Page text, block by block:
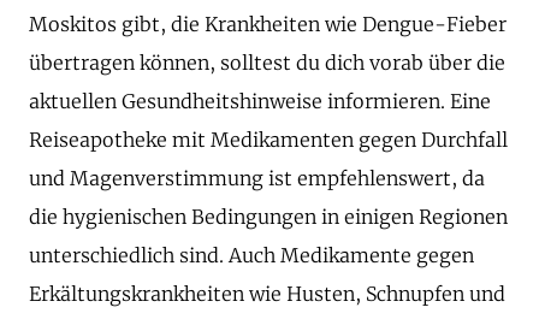
Moskitos gibt, die Krankheiten wie Dengue-Fieber
übertragen können, solltest du dich vorab über die
aktuellen Gesundheitshinweise informieren. Eine
Reiseapotheke mit Medikamenten gegen Durchfall
und Magenverstimmung ist empfehlenswert, da
die hygienischen Bedingungen in einigen Regionen
unterschiedlich sind. Auch Medikamente gegen
Erkältungskrankheiten wie Husten, Schnupfen und